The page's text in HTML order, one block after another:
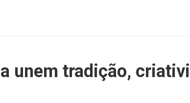
unem tradição,